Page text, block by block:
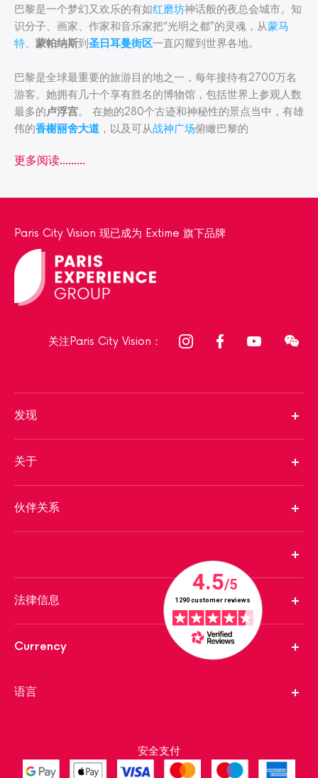
巴黎是一个梦幻又欢乐的有如红磨坊神话般的夜总会城市。知
识分子、画家、作家和音乐家把“光明之都”的灵魂，从蒙马
特、 蒙帕纳斯到 圣日耳曼街区一直闪耀到世界各地。
巴黎是全球最重要的旅游目的地之一，每年接待有2700万名
游客。她拥有几十个享有胜名的博物馆，包括世界上参观人数
最多的卢浮宫。 在她的280个古迹和神秘性的景点当中，有雄
伟的香榭丽舍大道 ，以及可从战神广场俯瞰巴黎的
更多阅读...……
Paris City Vision 现已成为 Extime 旗下品牌
关注Paris City Vision：
发现
关于
伙伴关系
法律信息
Currency
语言
安全支付